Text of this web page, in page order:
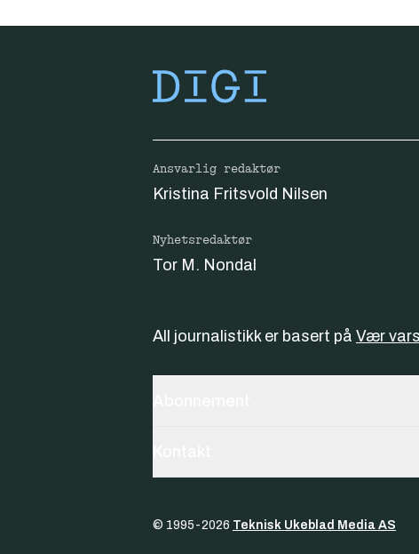
Ansvarlig redaktør
Kristina Fritsvold Nilsen
Nyhetsredaktør
Tor M. Nondal
All journalistikk er basert på Vær
© 1995-2026 Teknisk Ukeblad Media AS